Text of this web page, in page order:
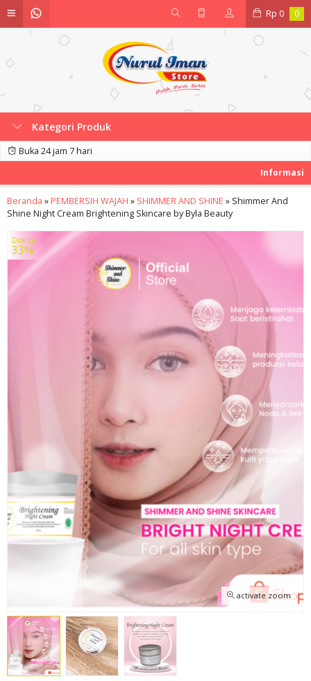
Rp 0 0
Kategori Produk
Buka 24 jam 7 hari
Beranda » PEMBERSIH WAJAH » SHIMMER AND SHINE » Shimmer And
Shine Night Cream Brightening Skincare by Byla Beauty
activate zoom
Diskon
33%